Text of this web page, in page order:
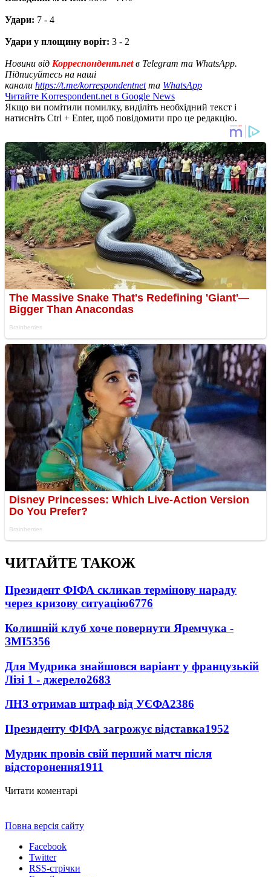
Удари: 7 - 4
Удари у площину воріт: 3 - 2
Новини від Корреспондент.netв Telegram та WhatsApp.
Підписуйтесь на наші
канали https://t.me/korrespondentnetта WhatsApp
Читайте Korrespondent.net в Google News
Якщо ви помітили помилку, виділіть необхідний текст і
натисніть Ctrl + Enter, щоб повідомити про це редакцію.
ЧИТАЙТЕ ТАКОЖ
Президент ФІФА скликав термінову нараду
через кризову ситуацію6776
Колишній клуб хоче повернути Яремчука -
ЗМІ5356
Для Мудрика знайшовся варіант у французькій
Лізі 1 - джерело2683
ЛНЗ отримав штраф від УЄФА2386
Президенту ФІФА загрожує відставка1952
Мудрик провів свій перший матч після
відсторонення1911
Читати коментарі
Повна версія сайту
Facebook
Twitter
RSS-стрічки